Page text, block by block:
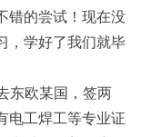
错的尝试！现在没
，学好了我们就毕
东欧某国，签两
电工焊工等专业证